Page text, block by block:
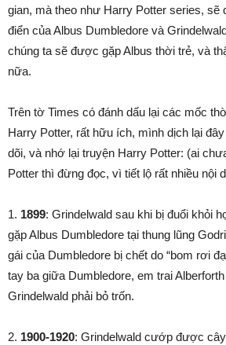
gian, mà theo như Harry Potter series, sẽ
điển của Albus Dumbledore và
chúng ta sẽ được gặp Albus thời trẻ, và
nữa.
Trên tờ Times có đánh dấu lại các mốc
Harry Potter, rất hữu ích, mình dịch lại
dõi, và nhớ lại truyện Harry Potter: (ai
Potter thì đừng đọc, vì tiết lộ rất nhiều nội
1. 1899: Grindelwald sau khi bị đuổi khỏi
gặp Albus Dumbledore tại thung lũng
gái của Dumbledore bị chết do “bom rơi
tay ba giữa Dumbledore, em trai
Grindelwald phải bỏ trốn.
2. 1900-1920: Grindelwald cướp được